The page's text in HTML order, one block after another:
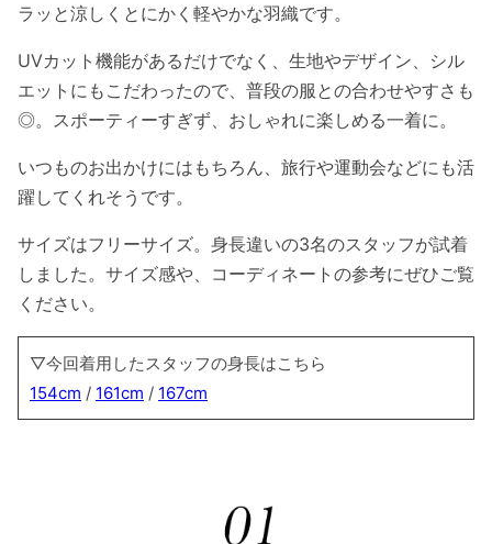
ラッと涼しくとにかく軽やかな羽織です。
UVカット機能があるだけでなく、生地やデザイン、シル
エットにもこだわったので、普段の服との合わせやすさも
◎。スポーティーすぎず、おしゃれに楽しめる一着に。
いつものお出かけにはもちろん、旅行や運動会などにも活
躍してくれそうです。
サイズはフリーサイズ。身長違いの3名のスタッフが試着
しました。サイズ感や、コーディネートの参考にぜひご覧
ください。
▽今回着用したスタッフの身長はこちら
154cm / 161cm / 167cm